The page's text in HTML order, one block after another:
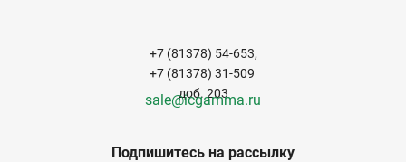
Подпишитесь на рассылку
+7 (81378) 54-653,
+7 (81378) 31-509
доб. 203
sale@icgamma.ru